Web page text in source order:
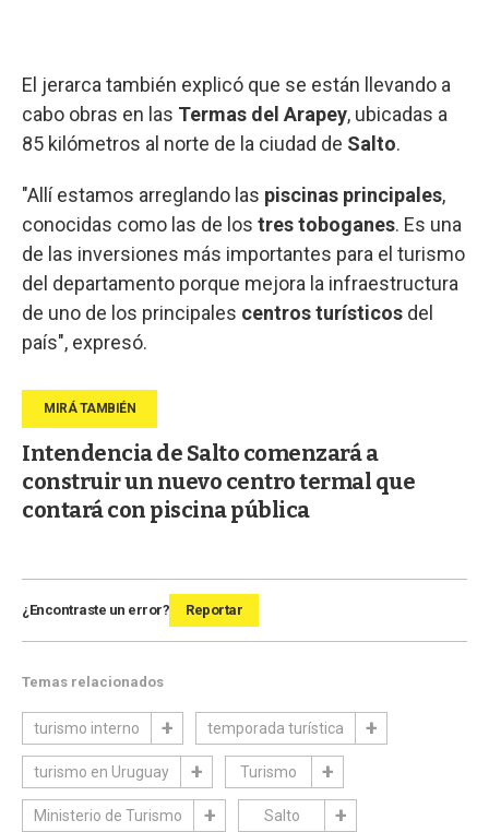
El jerarca también explicó que se están llevando a
cabo obras en las Termas del Arapey, ubicadas a
85 kilómetros al norte de la ciudad de Salto.
"Allí estamos arreglando las piscinas principales,
conocidas como las de los tres toboganes. Es una
de las inversiones más importantes para el turismo
del departamento porque mejora la infraestructura
de uno de los principales centros turísticos del
país", expresó.
Intendencia de Salto comenzará a
construir un nuevo centro termal que
contará con piscina pública
¿Encontraste un error? Reportar
Temas relacionados
turismo interno temporada turística
turismo en Uruguay Turismo
Ministerio de Turismo Salto